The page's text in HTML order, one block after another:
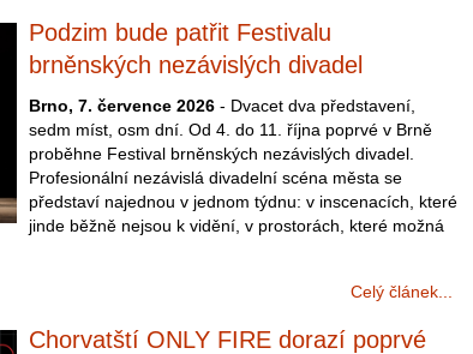
Podzim bude patřit Festivalu
brněnských nezávislých divadel
Brno, 7. července 2026 - Dvacet dva představení,
sedm míst, osm dní. Od 4. do 11. října poprvé v Brně
proběhne Festival brněnských nezávislých divadel.
Profesionální nezávislá divadelní scéna města se
představí najednou v jednom týdnu: v inscenacích, které
jinde běžně nejsou k vidění, v prostorách, které možná
Celý článek...
Chorvatští ONLY FIRE dorazí poprvé